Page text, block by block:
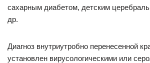
сахарным диабетом, детским
др.
Диагноз внутриутробно перенесенной
установлен вирусологическими или